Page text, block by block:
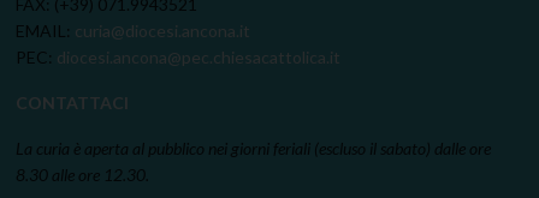
FAX: (+39) 071.9943521
EMAIL: curia@diocesi.ancona.it
PEC: diocesi.ancona@pec.chiesacattolica.it
CONTATTACI
La curia è aperta al pubblico nei giorni feriali (escluso il sabato) dalle ore
8.30 alle ore 12.30.